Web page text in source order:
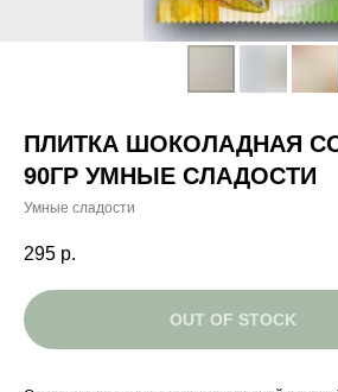
ПЛИТКА ШОКОЛАДНАЯ
90ГР УМНЫЕ СЛАДОСТИ
Умные сладости
295 р.
OUT OF STOCK